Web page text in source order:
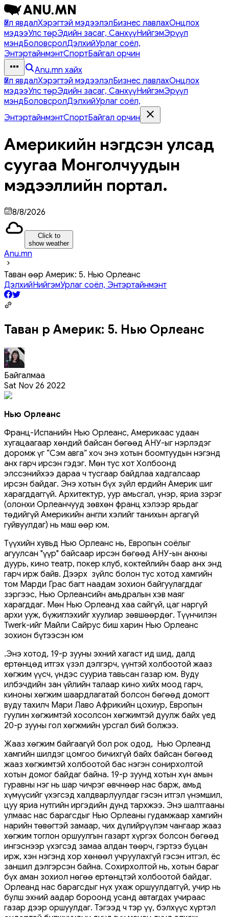
Үйл явдалХэрэгтэй мэдээлэлБизнес лавлахОнцлох
мэдээУлс төрЭдийн засаг, СанхүүНийгэмЭрүүл
мэндБоловсролДэлхийУрлаг соёл,
ЭнтэртайнмэнтСпортБайгал орчин
Anu.mn хайх
Үйл явдалХэрэгтэй мэдээлэлБизнес лавлахОнцлох
мэдээУлс төрЭдийн засаг, СанхүүНийгэмЭрүүл
мэндБоловсролДэлхийУрлаг соёл,
ЭнтэртайнмэнтСпортБайгал орчин
Америкийн нэгдсэн улсад
суугаа Монголчуудын
мэдээллийн портал.
8/8/2026
Click to
show weather
Anu.mn
Таван өөр Америк: 5. Нью Орлеанс
ДэлхийНийгэмУрлаг соёл, Энтэртайнмэнт
Таван өөр Америк: 5. Нью Орлеанс
Байгалмаа
Sat Nov 26 2022
Нью Орлеанс
Франц-Испанийн Нью Орлеанс, Америкаас удаан
хугацаагаар хөндий байсан бөгөөд АНУ-ыг нэрлэдэг
доромж үг “Сэм авга” хоч энэ хотын боомтуудын нэгэнд
анх гарч ирсэн гэдэг. Мөн тус хот Холбоонд
элссэнийхээ дараа ч тусгаар байдлаа хадгалсаар
ирсэн байдаг. Энэ хотын бүх зүйл ердийн Америк шиг
харагддаггүй. Архитектур, уур амьсгал, үнэр, яриа зэрэг
(олонхи Орлеанчууд зөвхөн франц хэлээр ярьдаг
төдийгүй Америкийн англи хэлийг танихын аргагүй
гуйвуулдаг) нь маш өөр юм.
Түүхийн хувьд Нью Орлеанс нь, Европын соёлыг
агуулсан "үүр" байсаар ирсэн бөгөөд АНУ-ын анхны
дуурь, кино театр, покер клуб, коктейлийн баар анх энд
гарч ирж байв. Дээрх зүйлс болон тус хотод хамгийн
том Марди Грас багт наадам зохион байгуулагддаг
зэргээс, Нью Орлеансийн амьдралын хэв маяг
харагддаг. Мөн Нью Орлеанд хаа сайгүй, цаг наргүй
архи ууж, бүжиглэхийг хуулиар зөвшөөрдөг. Түүнчилэн
Twerk-ийг Майли Сайрус биш харин Нью Орлеанс
зохион бүтээсэн юм
.Энэ хотод, 19-р зууны эхний хагаст ид шид, далд
ертөнцөд итгэх үзэл дэлгэрч, үүнтэй холбоотой жааз
хөгжим үүсч, үндэс сууриа тавьсан газар юм. Вуду
илбэчдийн зан үйлийн талаар кино хийх моод гарч,
киноны хөгжим шаардлагатай болсон бөгөөд домогт
вуду тахилч Мари Лаво Африкийн цохиур, Европын
гуулин хөгжимтэй хосолсон хөгжимтэй дуулж байх үед
20-р зууны гол хөгжмийн урсгал бий болжээ.
Жааз хөгжим байгаагүй бол рок одод, Нью Орлеанд
хамгийн шилдэг цомгоо бичихгүй байх байсан бөгөөд
жааз хөгжимтэй холбоотой бас нэгэн сонирхолтой
хотын домог байдаг байна. 19-р зуунд хотын хүн амын
гуравны нэг нь шар чичрэг өвчнөөр нас барж, амьд
хүмүүсийг үхэгсэд халдварлуулдаг гэсэн итгэл үнэмшил,
цуу яриа нутгийн иргэдийн дунд тархжээ. Энэ шалтгааны
улмаас нас барагсдыг Нью Орлеаны гудамжаар хамгийн
нарийн төвөгтэй замаар, чих дүлийрүүлэм чангаар жааз
хөгжим тоглон оршуулгын газарт хүргэх болсон бөгөөд
ингэснээр үхэгсэд замаа алдан төөрч, гэртээ буцан
ирж, хэн нэгэнд хор хөнөөл учруулахгүй гэсэн итгэл, ёс
заншил дэлгэрсэн байна. Сохирхолтой нь, хотын бараг
бүх аман зохиол нөгөө ертөнцтэй холбоотой байдаг.
Орлеанд нас барагсдыг нүх ухаж оршуулдаггүй, учир нь
булш эхний аадар бороонд усанд автагдах учираас
газар дээр оршуулдаг. Тэгээд ч тэр үү, бэлхүүс хүртэл